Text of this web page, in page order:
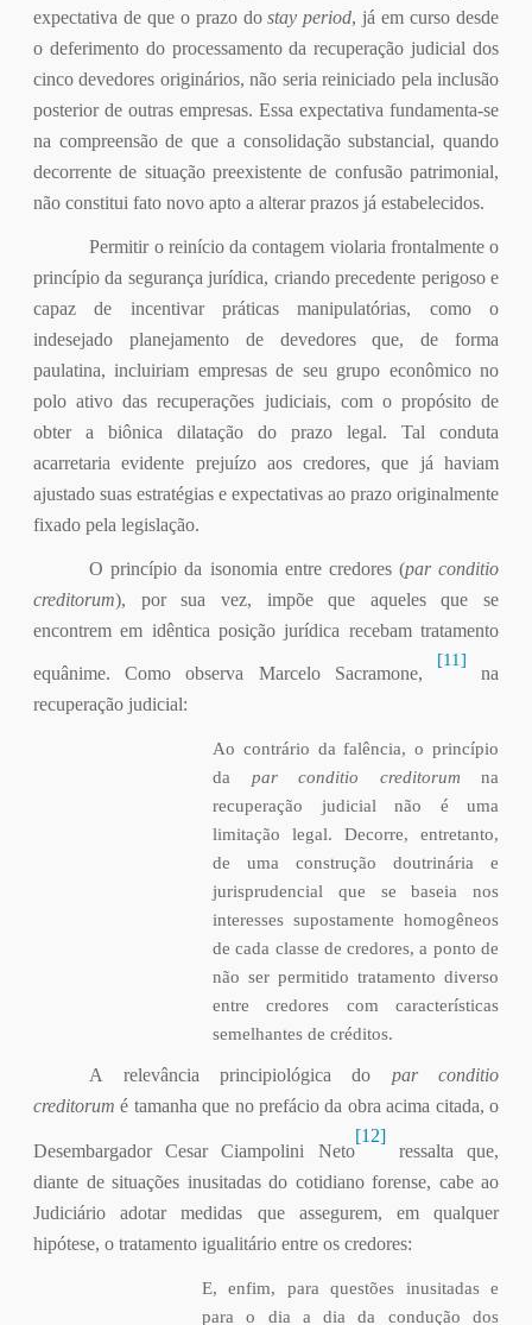
expectativa de que o prazo dostay period, já em curso desde
o deferimento do processamento da recuperação judicial dos
cinco devedores originários, não seria reiniciado pela inclusão
posterior de outras empresas. Essa expectativa fundamenta-se
na compreensão de que a consolidação substancial, quando
decorrente de situação preexistente de confusão patrimonial,
não constitui fato novo apto a alterar prazos já estabelecidos.
Permitir o reinício da contagem violaria frontalmente o
princípio da segurança jurídica, criando precedente perigoso e
capaz de incentivar práticas manipulatórias, como o
indesejado planejamento de devedores que, de forma
paulatina, incluiriam empresas de seu grupo econômico no
polo ativo das recuperações judiciais, com o propósito de
obter a biônica dilatação do prazo legal. Tal conduta
acarretaria evidente prejuízo aos credores, que já haviam
ajustado suas estratégias e expectativas ao prazo originalmente
fixado pela legislação.
O princípio da isonomia entre credores (par conditio
creditorum), por sua vez, impõe que aqueles que se
encontrem em idêntica posição jurídica recebam tratamento
equânime. Como observa Marcelo Sacramone,
[11]
na
recuperação judicial:
Ao contrário da falência, o princípio
da par conditio creditorum na
recuperação judicial não é uma
limitação legal. Decorre, entretanto,
de uma construção doutrinária e
jurisprudencial que se baseia nos
interesses supostamente homogêneos
de cada classe de credores, a ponto de
não ser permitido tratamento diverso
entre credores com características
semelhantes de créditos.
A relevância principiológica do par conditio
creditorum é tamanha que no prefácio da obra acima citada, o
Desembargador Cesar Ciampolini Neto
[12]
ressalta que,
diante de situações inusitadas do cotidiano forense, cabe ao
Judiciário adotar medidas que assegurem, em qualquer
hipótese, o tratamento igualitário entre os credores:
E, enfim, para questões inusitadas e
para o dia a dia da condução dos